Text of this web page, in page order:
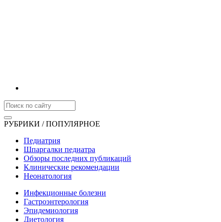
РУБРИКИ / ПОПУЛЯРНОЕ
Педиатрия
Шпаргалки педиатра
Обзоры последних публикаций
Клинические рекомендации
Неонатология
Инфекционные болезни
Гастроэнтерология
Эпидемиология
Диетология